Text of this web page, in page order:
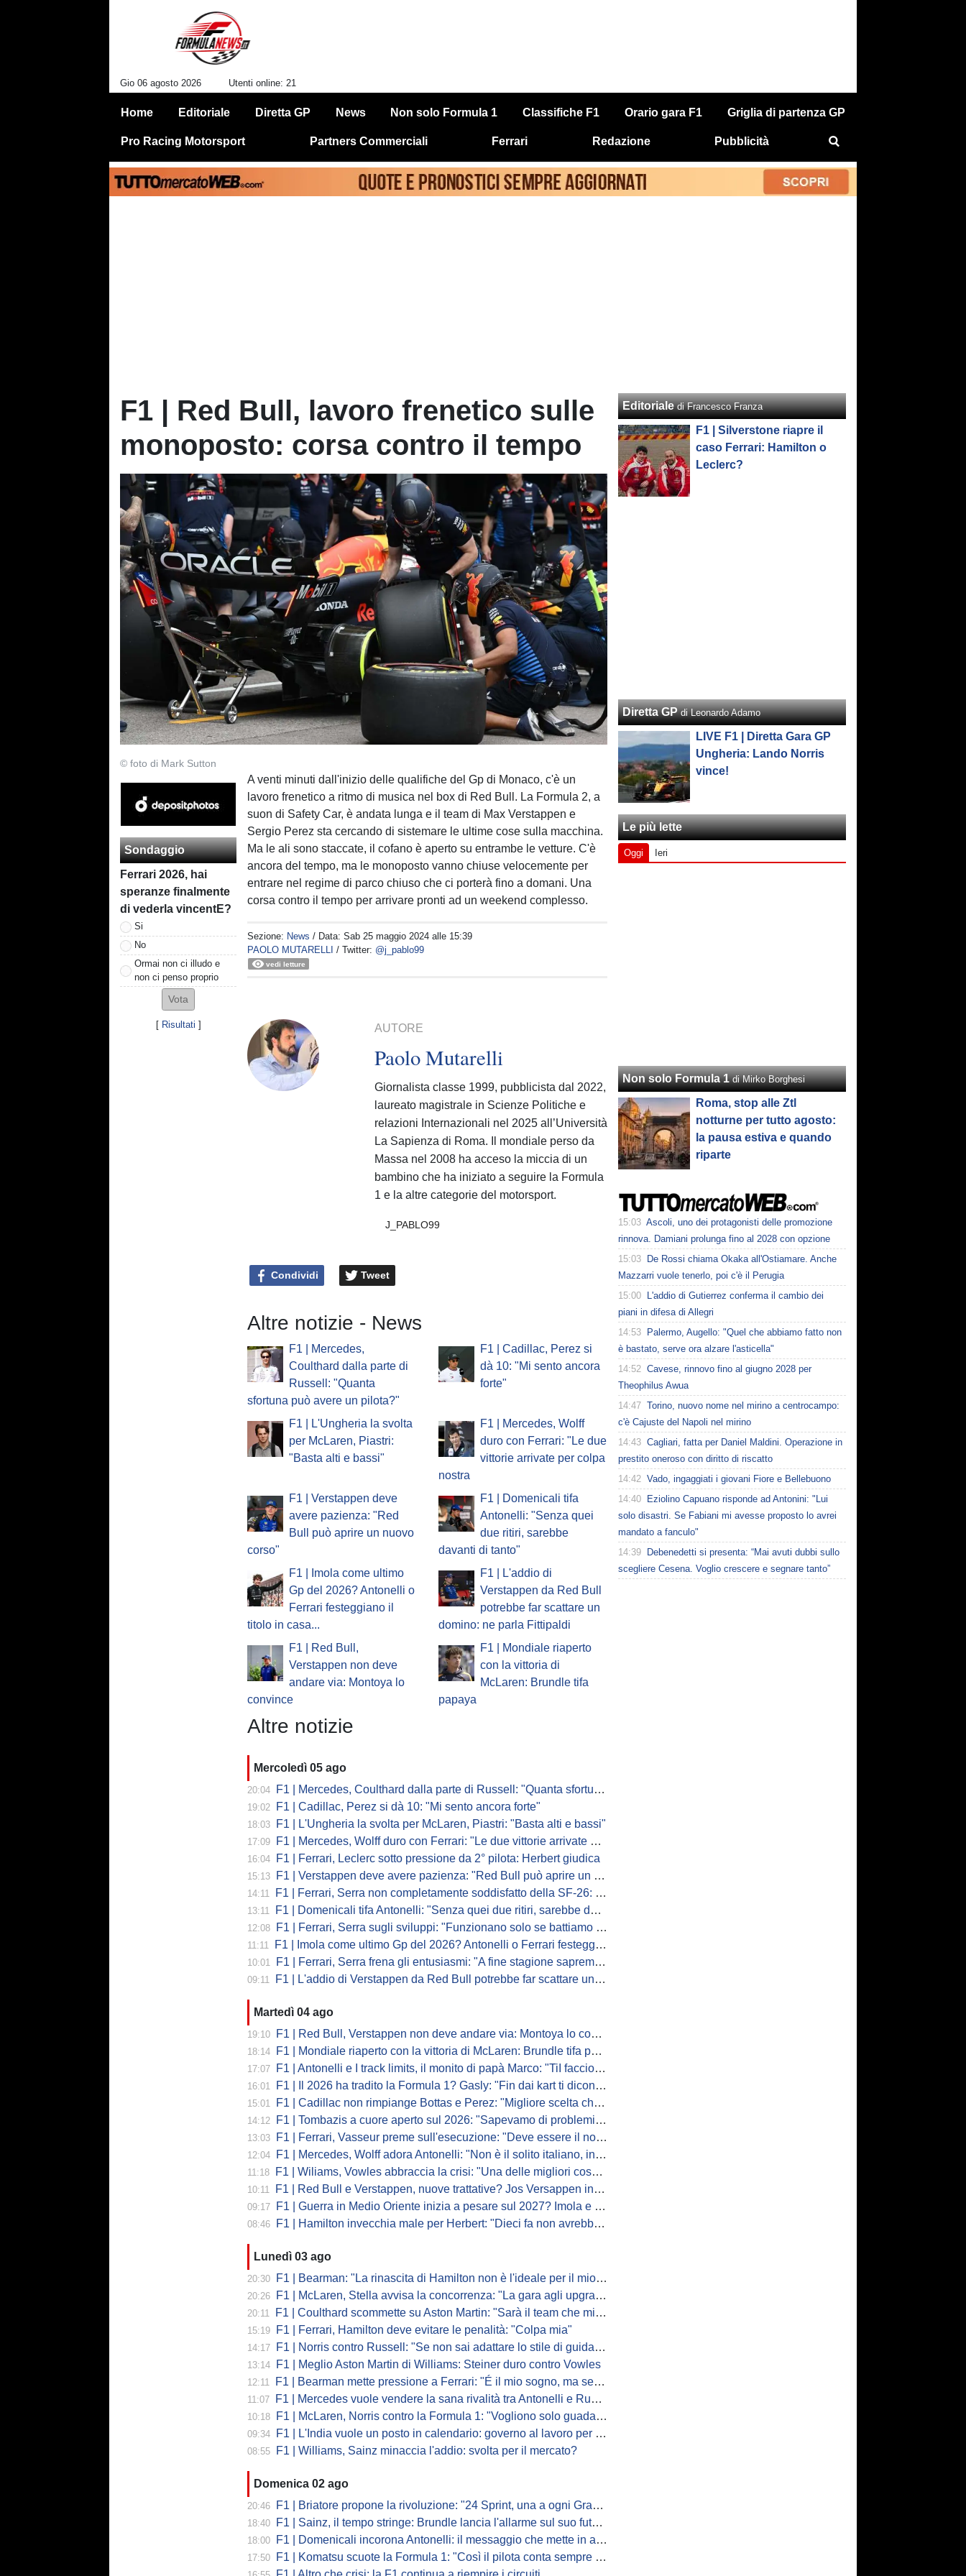
Gio 06 agosto 2026 Utenti online: 21
Home Editoriale Diretta GP News Non solo Formula 1 Classifiche F1 Orario gara F1 Griglia di partenza GP
Pro Racing Motorsport Partners Commerciali Ferrari Redazione Pubblicità
F1 | Red Bull, lavoro frenetico sulle
monoposto: corsa contro il tempo
© foto di Mark Sutton
Sondaggio
Ferrari 2026, hai
speranze finalmente
di vederla vincentE?
Si
No
Ormai non ci illudo e
non ci penso proprio
[ Risultati ]
A venti minuti dall'inizio delle qualifiche del Gp di Monaco, c'è un
lavoro frenetico a ritmo di musica nel box di Red Bull. La Formula 2, a
suon di Safety Car, è andata lunga e il team di Max Verstappen e
Sergio Perez sta cercando di sistemare le ultime cose sulla macchina.
Ma le ali sono staccate, il cofano è aperto su entrambe le vetture. C'è
ancora del tempo, ma le monoposto vanno chiuse velocemente per
entrare nel regime di parco chiuso che ci porterà fino a domani. Una
corsa contro il tempo per arrivare pronti ad un weekend complesso.
Sezione: News / Data:Sab 25 maggio 2024 alle 15:39
PAOLO MUTARELLI / Twitter: @j_pablo99
vedi letture
AUTORE
Paolo Mutarelli
Giornalista classe 1999, pubblicista dal 2022,
laureato magistrale in Scienze Politiche e
relazioni Internazionali nel 2025 all’Università
La Sapienza di Roma. Il mondiale perso da
Massa nel 2008 ha acceso la miccia di un
bambino che ha iniziato a seguire la Formula
1 e la altre categorie del motorsport.
J_PABLO99
Condividi Tweet
Altre notizie - News
F1 | Mercedes,
Coulthard dalla parte di
Russell: "Quanta
sfortuna può avere un pilota?"
F1 | Cadillac, Perez si
dà 10: "Mi sento ancora
forte"
F1 | L'Ungheria la svolta
per McLaren, Piastri:
"Basta alti e bassi"
F1 | Mercedes, Wolff
duro con Ferrari: "Le due
vittorie arrivate per colpa
nostra
F1 | Verstappen deve
avere pazienza: "Red
Bull può aprire un nuovo
corso"
F1 | Domenicali tifa
Antonelli: "Senza quei
due ritiri, sarebbe
davanti di tanto"
F1 | Imola come ultimo
Gp del 2026? Antonelli o
Ferrari festeggiano il
titolo in casa...
F1 | L'addio di
Verstappen da Red Bull
potrebbe far scattare un
domino: ne parla Fittipaldi
F1 | Red Bull,
Verstappen non deve
andare via: Montoya lo
convince
F1 | Mondiale riaperto
con la vittoria di
McLaren: Brundle tifa
papaya
Altre notizie
Mercoledì 05 ago
20:04 F1 | Mercedes, Coulthard dalla parte di Russell: "Quanta sfortuna può avere un pilota?"
19:02 F1 | Cadillac, Perez si dà 10: "Mi sento ancora forte"
18:03 F1 | L'Ungheria la svolta per McLaren, Piastri: "Basta alti e bassi"
17:09 F1 | Mercedes, Wolff duro con Ferrari: "Le due vittorie arrivate per colpa nostra
16:04 F1 | Ferrari, Leclerc sotto pressione da 2° pilota: Herbert giudica
15:13 F1 | Verstappen deve avere pazienza: "Red Bull può aprire un nuovo corso"
14:11 F1 | Ferrari, Serra non completamente soddisfatto della SF-26: "Non è solo la mia macchina"
13:11 F1 | Domenicali tifa Antonelli: "Senza quei due ritiri, sarebbe davanti di tanto"
12:08 F1 | Ferrari, Serra sugli sviluppi: "Funzionano solo se battiamo gli altri"
11:11 F1 | Imola come ultimo Gp del 2026? Antonelli o Ferrari festeggiano il titolo in casa...
10:01 F1 | Ferrari, Serra frena gli entusiasmi: "A fine stagione sapremo se SF-26 è forte"
09:11 F1 | L'addio di Verstappen da Red Bull potrebbe far scattare un domino: ne parla Fittipaldi
Martedì 04 ago
19:10 F1 | Red Bull, Verstappen non deve andare via: Montoya lo convince
18:14 F1 | Mondiale riaperto con la vittoria di McLaren: Brundle tifa papaya
17:07 F1 | Antonelli e I track limits, il monito di papà Marco: "TiI faccio fare la fine della gallina"
16:01 F1 | Il 2026 ha tradito la Formula 1? Gasly: "Fin dai kart ti dicono di non alzare il piede dal gas"
15:01 F1 | Cadillac non rimpiange Bottas e Perez: "Migliore scelta che potessimo fare"
14:12 F1 | Tombazis a cuore aperto sul 2026: "Sapevamo di problemi, ma serviva un accordo"
13:03 F1 | Ferrari, Vasseur preme sull'esecuzione: "Deve essere il nostro punto di forza"
12:04 F1 | Mercedes, Wolff adora Antonelli: "Non è il solito italiano, in bolla quando guida"
11:18 F1 | Wiliams, Vowles abbraccia la crisi: "Una delle migliori cose che potevano capitare"
10:11 F1 | Red Bull e Verstappen, nuove trattative? Jos Versappen insorge contro i giornalisti
09:17 F1 | Guerra in Medio Oriente inizia a pesare sul 2027? Imola e Barcellona osservano
08:46 F1 | Hamilton invecchia male per Herbert: "Dieci fa non avrebbe preso queste penalità"
Lunedì 03 ago
20:30 F1 | Bearman: "La rinascita di Hamilton non è l'ideale per il mio futuro in Ferrari"
20:26 F1 | McLaren, Stella avvisa la concorrenza: "La gara agli upgrade è appena iniziata"
20:11 F1 | Coulthard scommette su Aston Martin: "Sarà il team che migliorerà di più"
15:19 F1 | Ferrari, Hamilton deve evitare le penalità: "Colpa mia"
14:17 F1 | Norris contro Russell: "Se non sai adattare lo stile di guida, perdi"
13:14 F1 | Meglio Aston Martin di Williams: Steiner duro contro Vowles
12:11 F1 | Bearman mette pressione a Ferrari: "É il mio sogno, ma se il sedile non sarà libero..."
11:07 F1 | Mercedes vuole vendere la sana rivalità tra Antonelli e Russell: parla Lord
10:18 F1 | McLaren, Norris contro la Formula 1: "Vogliono solo guadagnare"
09:34 F1 | L'India vuole un posto in calendario: governo al lavoro per il 2028
08:55 F1 | Williams, Sainz minaccia l'addio: svolta per il mercato?
Domenica 02 ago
20:46 F1 | Briatore propone la rivoluzione: "24 Sprint, una a ogni Gran Premio"
18:40 F1 | Sainz, il tempo stringe: Brundle lancia l'allarme sul suo futuro
18:00 F1 | Domenicali incorona Antonelli: il messaggio che mette in allerta i rivali
17:50 F1 | Komatsu scuote la Formula 1: "Così il pilota conta sempre meno"
Editoriale di Francesco Franza
F1 | Silverstone riapre il
caso Ferrari: Hamilton o
Leclerc?
Diretta GP di Leonardo Adamo
LIVE F1 | Diretta Gara GP
Ungheria: Lando Norris
vince!
Le più lette
Oggi Ieri
Non solo Formula 1 di Mirko Borghesi
Roma, stop alle Ztl
notturne per tutto agosto:
la pausa estiva e quando
riparte
15:03 Ascoli, uno dei protagonisti delle promozione
rinnova. Damiani prolunga fino al 2028 con opzione
15:03
De Rossi chiama Okaka all'Ostiamare. Anche
Mazzarri vuole tenerlo, poi c'è il Perugia
15:00
L'addio di Gutierrez conferma il cambio dei
piani in difesa di Allegri
14:53
Palermo, Augello: "Quel che abbiamo fatto non
è bastato, serve ora alzare l'asticella"
14:52 Cavese, rinnovo fino al giugno 2028 per
Theophilus Awua
14:47 Torino, nuovo nome nel mirino a centrocampo:
c'è Cajuste del Napoli nel mirino
14:43 Cagliari, fatta per Daniel Maldini. Operazione in
prestito oneroso con diritto di riscatto
14:42 Vado, ingaggiati i giovani Fiore e Bellebuono
14:40
Eziolino Capuano risponde ad Antonini: "Lui
solo disastri. Se Fabiani mi avesse proposto lo avrei
mandato a fanculo"
14:39
Debenedetti si presenta: “Mai avuti dubbi sullo
scegliere Cesena. Voglio crescere e segnare tanto”